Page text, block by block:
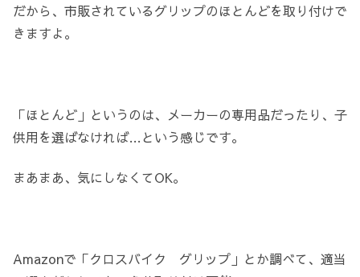
だから、市販されているグリップのほとんどを取り付けで
きますよ。
「ほとんど」というのは、メーカーの専用品だったり、子
供用を選ばなければ…という感じです。
まあまあ、気にしなくてOK。
Amazonで「クロスバイク グリップ」とか調べて、適当